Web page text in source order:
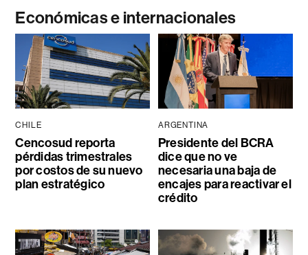
Económicas e internacionales
CHILE
Cencosud reporta
pérdidas trimestrales
por costos de su nuevo
plan estratégico
ARGENTINA
Presidente del BCRA
dice que no ve
necesaria una baja de
encajes para reactivar el
crédito